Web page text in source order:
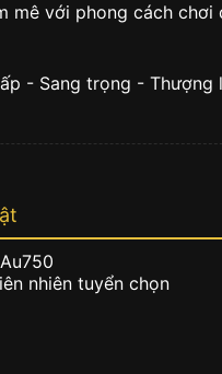
mê với phong cách chơi
- Sang trọng - Thượng
nhiên tuyển chọn